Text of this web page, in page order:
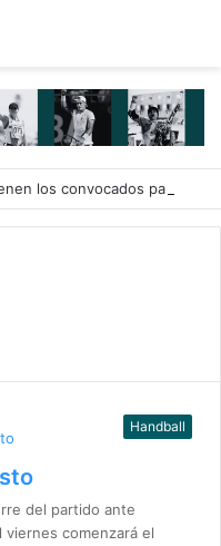
Handball
del partido ante
viernes comenzará el